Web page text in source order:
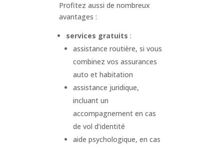
Profitez aussi de nombreux
avantages :
services gratuits :
assistance routière, si vous
combinez vos assurances
auto et habitation
assistance juridique,
incluant un
accompagnement en cas
de vol d’identité
aide psychologique, en cas